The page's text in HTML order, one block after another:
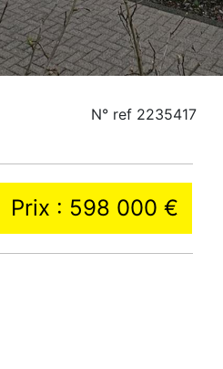
N° ref 2235417
Prix : 598 000 €